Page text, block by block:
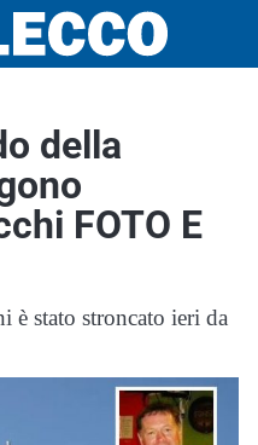
della
FOTO E
è stato stroncato ieri da